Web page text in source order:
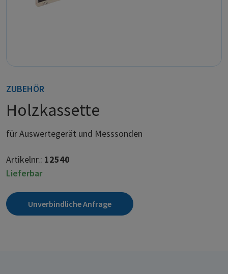
ZUBEHÖR
Holzkassette
für Auswertegerät und Messsonden
Artikelnr.: 12540
Lieferbar
Unverbindliche Anfrage